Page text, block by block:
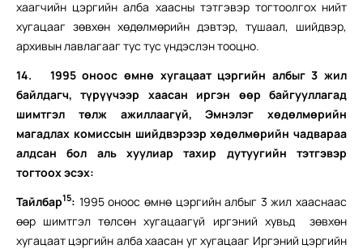
хаагчийн цэргийн алба хаасны тэтгэвэр тогтоолгох нийт
хугацааг зөвхөн хөдөлмөрийн дэвтэр, тушаал, шийдвэр,
архивын лавлагааг тус тус үндэслэн тооцно.
14.
1995 оноос өмнө хугацаат цэргийн албыг 3 жил
байлдагч, түрүүчээр хаасан иргэн өөр байгууллагад
шимтгэл төлж ажиллаагүй, Эмнэлэг хөдөлмөрийн
магадлах комиссын шийдвэрээр хөдөлмөрийн чадвараа
алдсан бол аль хуулиар тахир дутуугийн тэтгэвэр
тогтоох эсэх:
Тайлбар15: 1995 оноос өмнө цэргийн албыг 3 жил хааснаас
өөр шимтгэл төлсөн хугацаагүй иргэний хувьд зөвхөн
хугацаат цэргийн алба хаасан уг хугацааг Иргэний цэргийн